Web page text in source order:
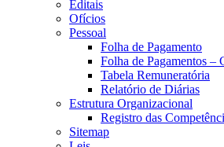
Editais
Ofícios
Pessoal
Folha de Pagamento
Folha de Pagamentos –
Tabela Remuneratória
Relatório de Diárias
Estrutura Organizacional
Registro das
Sitemap